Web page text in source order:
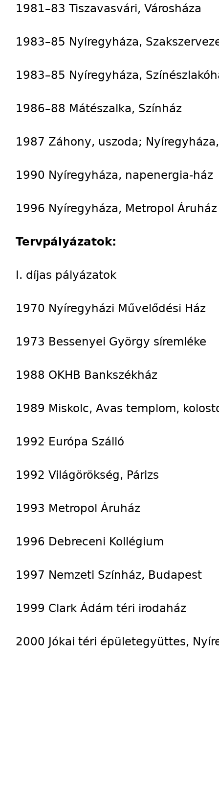
1981–83 Tiszavasvári, Városháza
1983–85 Nyíregyháza,
1983–85 Nyíregyháza,
1986–88 Mátészalka, Színház
1987 Záhony, uszoda;
1990 Nyíregyháza, napenergia-ház
1996 Nyíregyháza, Metropol Áruház
Tervpályázatok:
I. díjas pályázatok
1970 Nyíregyházi Művelődési Ház
1973 Bessenyei György síremléke
1988 OKHB Bankszékház
1989 Miskolc, Avas templom,
1992 Európa Szálló
1992 Világörökség, Párizs
1993 Metropol Áruház
1996 Debreceni Kollégium
1997 Nemzeti Színház, Budapest
1999 Clark Ádám téri irodaház
2000 Jókai téri épületegyüttes,